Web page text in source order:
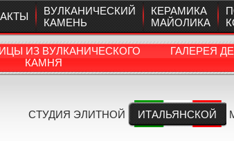
ВУЛКАНИЧЕСКИЙ
КАМЕНЬ
КЕРАМИКА
МАЙОЛИКА
ИЗ ВУЛКАНИЧЕСКОГО
КАМНЯ
ГАЛЕРЕЯ
СТУДИЯ ЭЛИТНОЙ ИТАЛЬЯНСКОЙ